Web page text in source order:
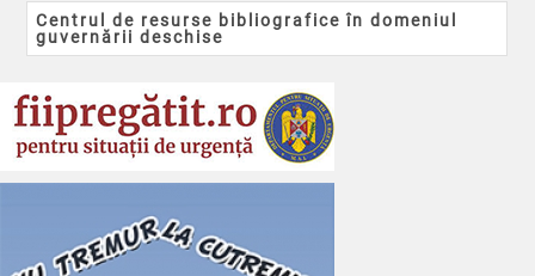
Centrul de resurse bibliografice în domeniul
guvernării deschise